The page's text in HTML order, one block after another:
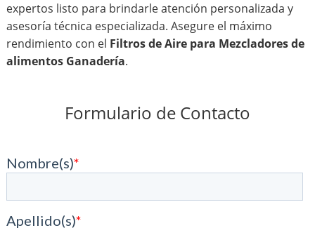
expertos listo para brindarle atención personalizada y
asesoría técnica especializada. Asegure el máximo
rendimiento con el Filtros de Aire para Mezcladores de
alimentos Ganadería.
Formulario de Contacto